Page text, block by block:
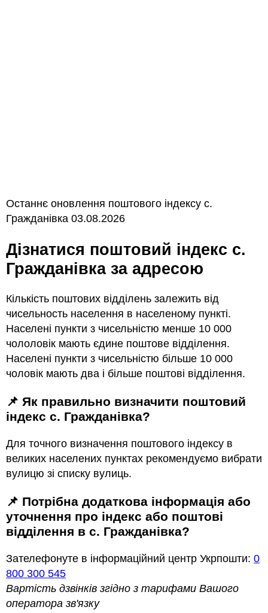
Останнє оновлення поштового індексу с.
Гражданівка 03.08.2026
Дізнатися поштовий індекс с.
Гражданівка за адресою
Кількість поштових відділень залежить від
чисельность населення в населеному пункті.
Населені пункти з чисельністю менше 10 000
чололовік мають єдине поштове відділення.
Населені пункти з чисельністю більше 10 000
чоловік мають два і більше поштові відділення.
📌 Як правильно визначити поштовий
індекс с. Гражданівка?
Для точного визначення поштового індексу в
великих населених пунктах рекомендуємо вибрати
вулицю зі списку вулиць.
📌 Потрібна додаткова інформація або
уточнення про індекс або поштові
відділення в с. Гражданівка?
Зателефонуте в інформаційний центр Укрпошти: 0
800 300 545
Вартість дзвінків згідно з тарифами Вашого
оператора зв'язку